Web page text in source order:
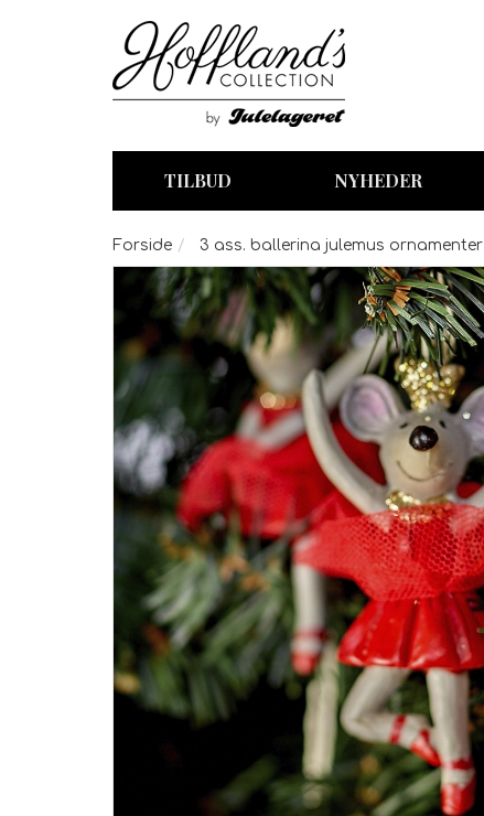
TILBUD NYHEDER
Forside 3 ass. ballerina julemus ornamenter